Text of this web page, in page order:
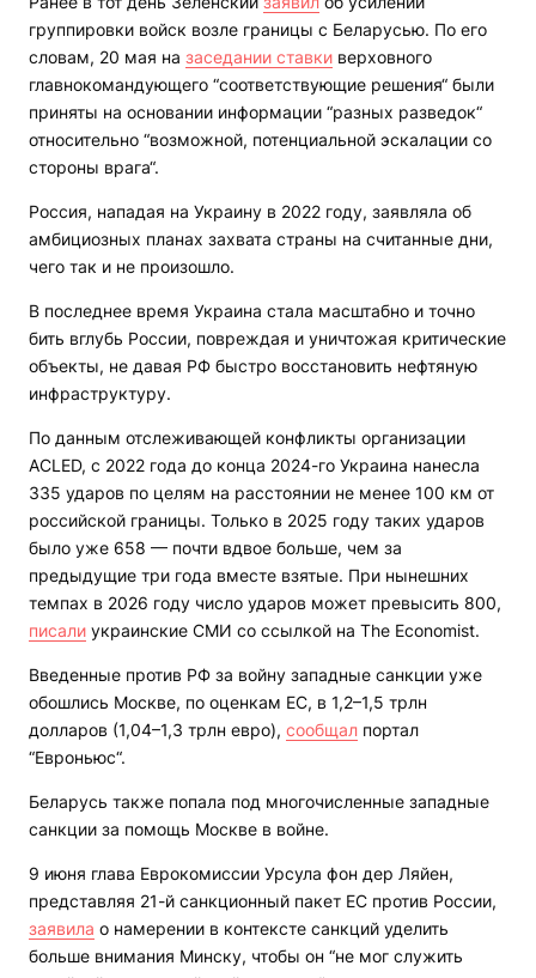
группировки войск возле границы с Беларусью. По его
словам, 20 мая на заседании ставки верховного
главнокомандующего “соответствующие решения“ были
приняты на основании информации “разных разведок“
относительно “возможной, потенциальной эскалации со
стороны врага“.
Россия, нападая на Украину в 2022 году, заявляла об
амбициозных планах захвата страны на считанные дни,
чего так и не произошло.
В последнее время Украина стала масштабно и точно
бить вглубь России, повреждая и уничтожая критические
объекты, не давая РФ быстро восстановить нефтяную
инфраструктуру.
По данным отслеживающей конфликты организации
ACLED, с 2022 года до конца 2024-го Украина нанесла
335 ударов по целям на расстоянии не менее 100 км от
российской границы. Только в 2025 году таких ударов
было уже 658 — почти вдвое больше, чем за
предыдущие три года вместе взятые. При нынешних
темпах в 2026 году число ударов может превысить 800,
писали украинские СМИ со ссылкой на The Economist.
Введенные против РФ за войну западные санкции уже
обошлись Москве, по оценкам ЕС, в 1,2–1,5 трлн
долларов (1,04–1,3 трлн евро), сообщал портал
“Евроньюс“.
Беларусь также попала под многочисленные западные
санкции за помощь Москве в войне.
9 июня глава Еврокомиссии Урсула фон дер Ляйен,
представляя 21-й санкционный пакет ЕС против России,
заявила о намерении в контексте санкций уделить
больше внимания Минску, чтобы он “не мог служить